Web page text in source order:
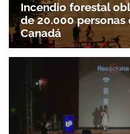
Incendio forestal
de 20.000 personas
Canadá